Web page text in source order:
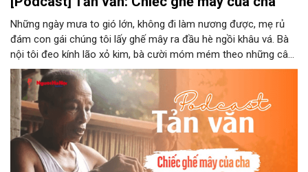
Những ngày mưa to gió lớn, không đi làm nương được, mẹ rủ
đám con gái chúng tôi lấy ghế mây ra đầu hè ngồi khâu vá. Bà
nội tôi đeo kính lão xỏ kim, bà cười móm mém theo những câu
chuyện kể tếu táo của đám trẻ chúng tôi. Chiếc ghế mây phát
ra âm thanh kin kít chịu đựng sức nặng cơ thể con người theo
những điệu cười khúc khích.